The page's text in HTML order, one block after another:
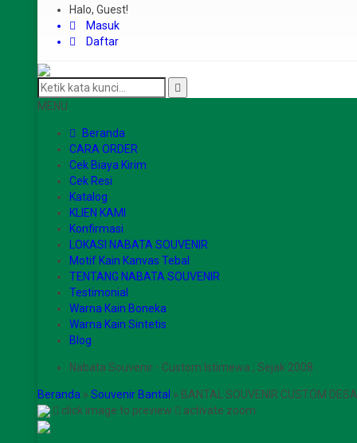
Halo, Guest!
Masuk
Daftar
MENU
Beranda
CARA ORDER
Cek Biaya Kirim
Cek Resi
Katalog
KLIEN KAMI
Konfirmasi
LOKASI NABATA SOUVENIR
Motif Kain Kanvas Tebal
TENTANG NABATA SOUVENIR
Testimonial
Warna Kain Boneka
Warna Kain Sintetis
Blog
Nabata Souvenir - Custom Istimewa , Sejak 2008 .
Beranda » Souvenir Bantal » BANTAL SOUVENIR CUSTOM
click image to preview
activate zoom